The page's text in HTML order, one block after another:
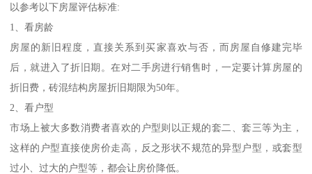
以参考以下房屋评估标准:
1、看房龄
房屋的新旧程度，直接关系到买家喜欢与否，而房屋自修建完毕
后，就进入了折旧期。在对二手房进行销售时，一定要计算房屋的
折旧费，砖混结构房屋折旧期限为50年。
2、看户型
市场上被大多数消费者喜欢的户型则以正规的套二、套三等为主，
这样的户型直接使房价走高，反之形状不规范的异型户型，或套型
过小、过大的户型等，都会让房价降低。